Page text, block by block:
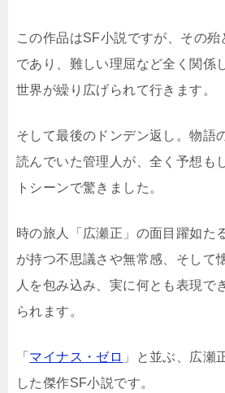
この作品はSF小説ですが、その
であり、難しい理屈など全く関係
世界が繰り広げられて行きます。
そして最後のドンデン返し。物語
読んでいた管理人が、全く予想も
トシーンで驚きました。
時の旅人「広瀬正」の面目躍如た
が持つ不思議さや無常感、そして
人を包み込み、実に何とも表現で
られます。
「 マイナス・ゼロ 」と並ぶ、広瀬
した傑作SF小説です。